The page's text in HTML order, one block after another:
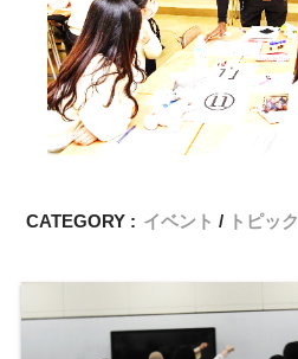
CATEGORY : イベント トピック